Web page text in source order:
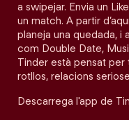
a swipejar. Envia un
un match. A partir
planeja una quedada, i
com Double Date,
Tinder està pensat
rotllos, relacions
Descarrega l'app de